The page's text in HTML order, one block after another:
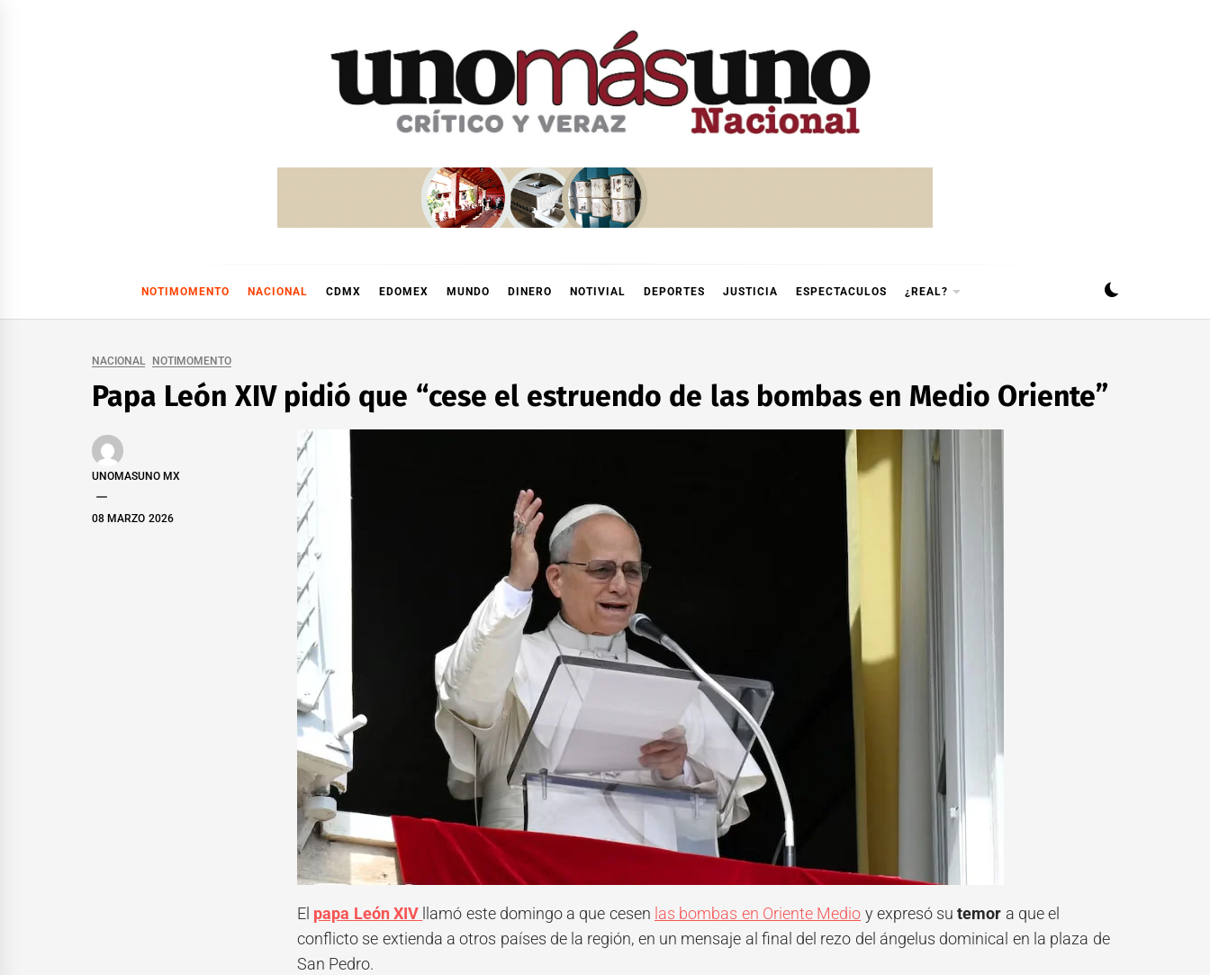
NOTIMOMENTO NACIONAL CDMX EDOMEX MUNDO DINERO NOTIVIAL DEPORTES JUSTICIA ESPECTACULOS ¿REAL?
NACIONAL NOTIMOMENTO
Papa León XIV pidió que “cese el estruendo de las bombas en Medio Oriente”
UNOMASUNO MX
08 MARZO 2026
El papa León XIV llamó este domingo a que cesen las bombas en Oriente Medio y expresó sutemor a que el
conflicto se extienda a otros países de la región, en un mensaje al final del rezo del ángelus dominical en la plaza de
San Pedro.